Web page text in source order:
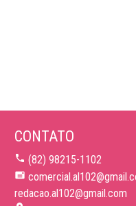
CONTATO
(82) 98215-1102
redacao.al102@gmail.com